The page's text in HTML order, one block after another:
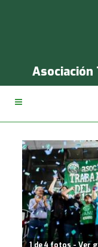
Asociación
1 de 4 fotos - Ver